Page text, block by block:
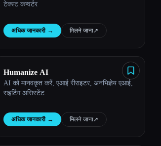
टेक्स्ट कन्वर्टर
अधिक जानकारी → मिलने जाना↗︎
Humanize AI
AI को मानवकृत करें, एआई रीराइटर, अनभिज्ञेय एआई,
राइटिंग असिस्टेंट
अधिक जानकारी → मिलने जाना↗︎